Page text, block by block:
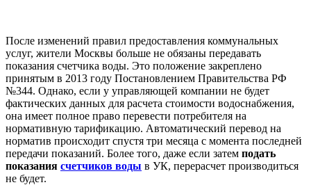
После изменений правил предоставления коммунальных
услуг, жители Москвы больше не обязаны передавать
показания счетчика воды. Это положение закреплено
принятым в 2013 году Постановлением Правительства РФ
№344. Однако, если у управляющей компании не будет
фактических данных для расчета стоимости водоснабжения,
она имеет полное право перевести потребителя на
нормативную тарификацию. Автоматический перевод на
норматив происходит спустя три месяца с момента последней
передачи показаний. Более того, даже если затем подать
показания счетчиков воды в УК, перерасчет производиться
не будет.